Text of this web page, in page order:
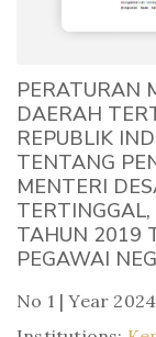
PERATURAN
DAERAH
REPUBLIK
TENTANG
MENTERI
TAHUN 2019
PEGAWAI
No 1 | Year 2024